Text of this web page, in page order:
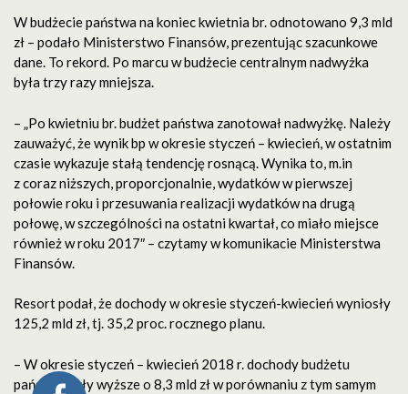
W budżecie państwa na koniec kwietnia br. odnotowano 9,3 mld
zł – podało Ministerstwo Finansów, prezentując szacunkowe
dane. To rekord. Po marcu w budżecie centralnym nadwyżka
była trzy razy mniejsza.
– „Po kwietniu br. budżet państwa zanotował nadwyżkę. Należy
zauważyć, że wynik bp w okresie styczeń – kwiecień, w ostatnim
czasie wykazuje stałą tendencję rosnącą. Wynika to, m.in
z coraz niższych, proporcjonalnie, wydatków w pierwszej
połowie roku i przesuwania realizacji wydatków na drugą
połowę, w szczególności na ostatni kwartał, co miało miejsce
również w roku 2017″ – czytamy w komunikacie Ministerstwa
Finansów.
Resort podał, że dochody w okresie styczeń-kwiecień wyniosły
125,2 mld zł, tj. 35,2 proc. rocznego planu.
– W okresie styczeń – kwiecień 2018 r. dochody budżetu
państwa były wyższe o 8,3 mld zł w porównaniu z tym samym